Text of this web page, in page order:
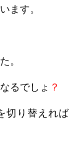
ます。
。
るでしょ ？
切り替えれば